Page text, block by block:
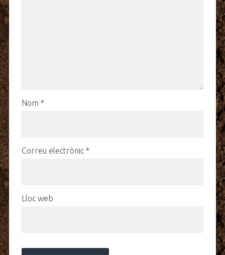
Nom *
Correu electrònic *
Lloc web